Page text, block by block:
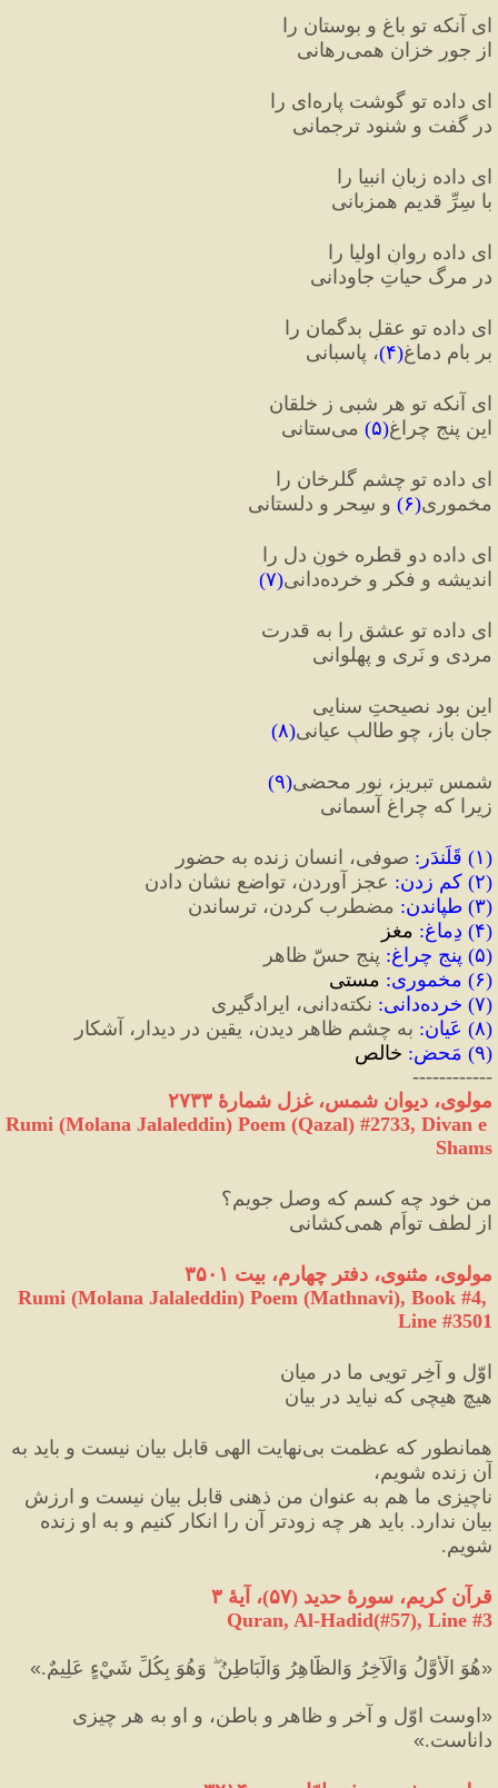
ای آنکه تو باغ و بوستان را
از جورِ خزان همی‌رهانی
ای داده تو گوشت پاره‌ای را
در گفت و شنود ترجمانی
ای داده زبانِ انبیا را
با سِرِّ قدیم همزبانی
ای داده روانِ اولیا را
در مرگ حیاتِ جاودانی
ای داده تو عقلِ بدگمان را
بر بامِ دماغ(۴)، پاسبانی
ای آنکه تو هر شبی ز خلقان
این پنج چراغ(۵) می‌ستانی
ای داده تو چشمِ گلرخان را
مخموری(۶) و سِحر و دلستانی
ای داده دو قطره خونِ دل را
اندیشه و فکر و خرده‌دانی
(۷)
ای داده تو عشق را به قدرت
مردی و نَری و پهلوانی
این بود نصیحتِ سنایی
جان باز، چو طالبِ عیانی(۸)
شمسِ تبریز، نورِ محضی(۹)
زیرا که چراغِ آسمانی
(۱) قَلَندَر : صوفی، انسان زنده به حضور
(۲) کم زدن: عجز آوردن، تواضع نشان دادن
(۳)‌ طپاندن: مضطرب کردن، ترساندن
(۴) دِماغ: مغز
(۵) پنج چراغ: پنج حسّ ظاهر
(۶) مخموری: مستی
(۷) خرده‌دانی : نکته‌دانی، ایرادگیری
(۸) عَیان: به چشم ظاهر دیدن، یقین در دیدار، آشکار
(۹) مَحض: خالص
------------
مولوی، دیوان شمس، غزل شمارهٔ ۲۷۳۳
Rumi (Molana Jalaleddin) Poem (Qazal) #2733, Divan e
Shams
من خود چه کسم که وصل جویم؟
از لطف تواَم همی‌کشانی
مولوی، مثنوی، دفتر چهارم، بیت ۳۵۰۱
Rumi (Molana Jalaleddin) Poem (Mathnavi), Book #4,
Line #3501
اوّل و آخِر تویی ما در میان
هیچ هیچی که نیاید در بیان
آن زنده شویم،
شویم.
قرآن کریم، سورهٔ حدید (۵۷)، آیهٔ ۳
Quran, Al-Hadid(#57), Line #3
«هُوَ الْأَوَّلُ وَالْآخِرُ وَالظَّاهِرُ وَالْبَاطِنُ ۖ وَهُوَ بِكُلِّ شَيْءٍ عَلِيمٌ.»
«
داناست.»